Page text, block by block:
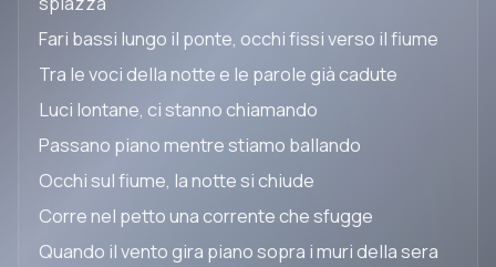
Fari bassi lungo il ponte, occhi fissi verso il fiume
Tra le voci della notte e le parole già cadute
Luci lontane, ci stanno chiamando
Passano piano mentre stiamo ballando
Occhi sul fiume, la notte si chiude
Corre nel petto una corrente che sfugge
Quando il vento gira piano sopra i muri della sera